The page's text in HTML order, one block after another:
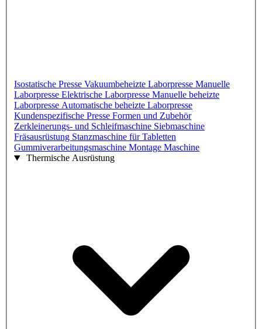
Isostatische Presse Vakuumbeheizte Laborpresse Manuelle
Laborpresse Elektrische Laborpresse Manuelle beheizte
Laborpresse Automatische beheizte Laborpresse
Kundenspezifische Presse Formen und Zubehör
Zerkleinerungs- und Schleifmaschine Siebmaschine
Fräsausrüstung Stanzmaschine für Tabletten
Gummiverarbeitungsmaschine Montage Maschine
Thermische Ausrüstung